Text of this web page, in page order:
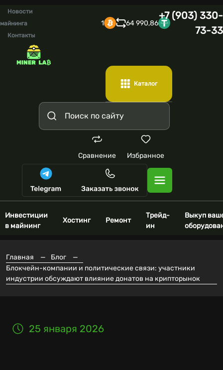
Новости
майнинга
Контакты
1 64 990,86
+7 (903) 330-
73-33
Каталог
Сравнение Избранное
Инвестиции
в майнинг
Хостинг Ремонт
Трейд-
ин
Выкуп
Главная — Блог
—
Блокчейн-компании и политические связи: участники
индустрии обсуждают влияние донатов на крипторынок
25 января 2026